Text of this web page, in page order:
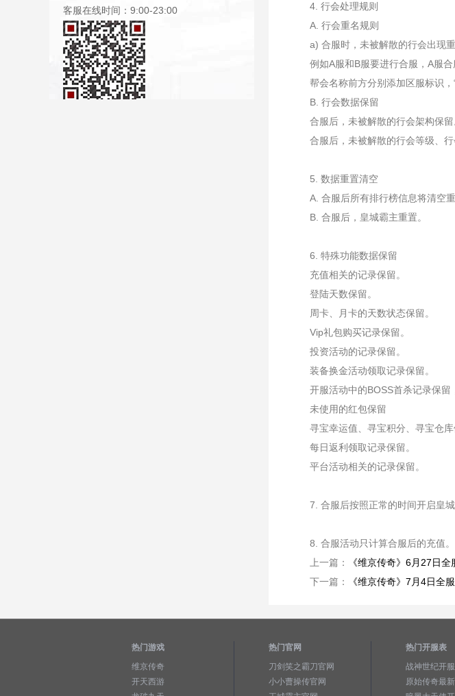
客服在线时间：9:00-23:00
4. 行会处理规则
A. 行会重名规则
a) 合服时，未被解散的行会出现
例如A服和B服要进行合服，A服
帮会名称前方分别添加区服标识，
B. 行会数据保留
合服后，未被解散的行会架构保留
合服后，未被解散的行会等级、
5. 数据重置清空
A. 合服后所有排行榜信息将清空
B. 合服后，皇城霸主重置。
6. 特殊功能数据保留
充值相关的记录保留。
登陆天数保留。
周卡、月卡的天数状态保留。
Vip礼包购买记录保留。
投资活动的记录保留。
装备换金活动领取记录保留。
开服活动中的BOSS首杀记录保留
未使用的红包保留
寻宝幸运值、寻宝积分、寻宝仓库
每日返利领取记录保留。
平台活动相关的记录保留。
7. 合服后按照正常的时间开启皇城
8. 合服活动只计算合服后的充值。
上一篇：
《维京传奇》6月27日
下一篇：
《维京传奇》7月4日全
热门游戏
维京传奇
开天西游
热门官网
刀剑笑之霸刀官网
小小曹操传官网
热门开服表
战神世纪开
原始传奇最